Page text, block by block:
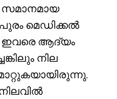
മെഡിക്കൽ
ഇവരെ ആദ്യം
നില